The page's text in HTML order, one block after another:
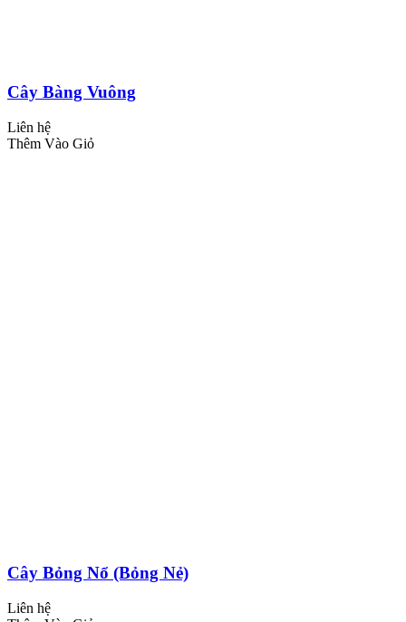
Cây Bàng Vuông
Liên hệ
Thêm Vào Giỏ
Cây Bỏng Nổ (Bỏng Nẻ)
Liên hệ